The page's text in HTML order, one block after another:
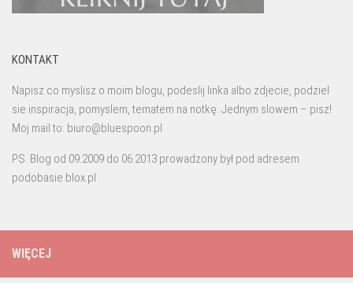
KONTAKT
Napisz co myslisz o moim blogu, podeslij linka albo zdjecie, podziel
sie inspiracja, pomyslem, tematem na notkę. Jednym slowem – pisz!
Moj mail to: biuro@bluespoon.pl
PS. Blog od 09.2009 do 06.2013 prowadzony był pod adresem
podobasie.blox.pl
WIĘCEJ